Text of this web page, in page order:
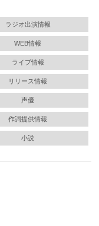
ラジオ出演情報
WEB情報
ライブ情報
リリース情報
声優
作詞提供情報
小説